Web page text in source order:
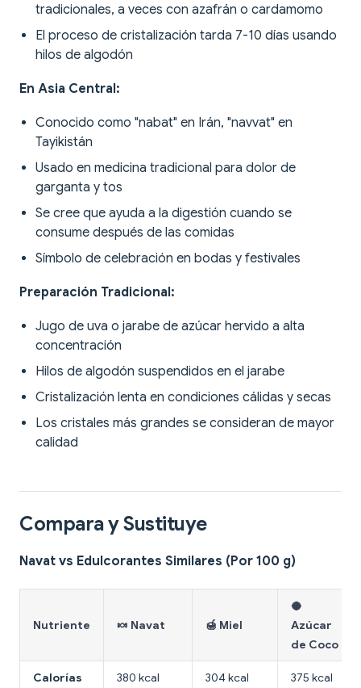
tradicionales, a veces con azafrán o cardamomo
El proceso de cristalización tarda 7-10 días usando
hilos de algodón
En Asia Central:
Conocido como "nabat" en Irán, "navvat" en
Tayikistán
Usado en medicina tradicional para dolor de
garganta y tos
Se cree que ayuda a la digestión cuando se
consume después de las comidas
Símbolo de celebración en bodas y festivales
Preparación Tradicional:
Jugo de uva o jarabe de azúcar hervido a alta
concentración
Hilos de algodón suspendidos en el jarabe
Cristalización lenta en condiciones cálidas y secas
Los cristales más grandes se consideran de mayor
calidad
Compara y Sustituye
Navat vs Edulcorantes Similares (Por 100 g)
Nutriente 🍬 Navat 🍯 Miel
🥥
Azúcar
de Coco
Calorías 380 kcal 304 kcal 375 kcal